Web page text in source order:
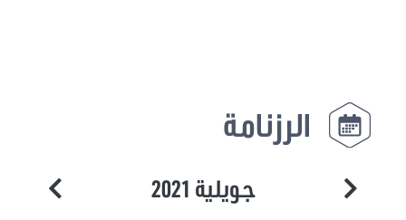
الرزنامة
جويلية 2021